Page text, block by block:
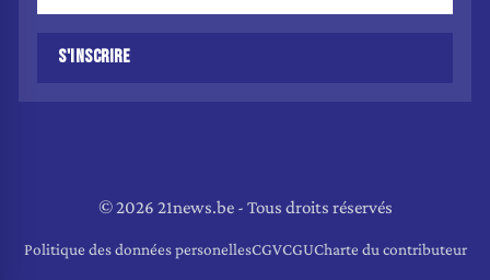
S'INSCRIRE
© 2026 21news.be - Tous droits réservés
Politique des données personellesCGVCGUCharte du contributeur